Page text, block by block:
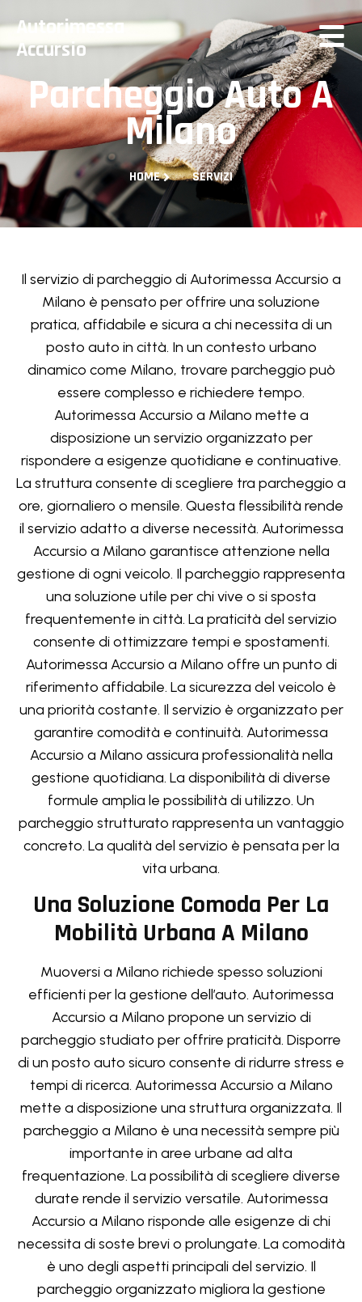
Autorimessa
Accursio
Parcheggio Auto A
Milano
HOME SERVIZI
Il servizio di parcheggio di Autorimessa Accursio a
Milano è pensato per offrire una soluzione
pratica, affidabile e sicura a chi necessita di un
posto auto in città. In un contesto urbano
dinamico come Milano, trovare parcheggio può
essere complesso e richiedere tempo.
Autorimessa Accursio a Milano mette a
disposizione un servizio organizzato per
rispondere a esigenze quotidiane e continuative.
La struttura consente di scegliere tra parcheggio a
ore, giornaliero o mensile. Questa flessibilità rende
il servizio adatto a diverse necessità. Autorimessa
Accursio a Milano garantisce attenzione nella
gestione di ogni veicolo. Il parcheggio rappresenta
una soluzione utile per chi vive o si sposta
frequentemente in città. La praticità del servizio
consente di ottimizzare tempi e spostamenti.
Autorimessa Accursio a Milano offre un punto di
riferimento affidabile. La sicurezza del veicolo è
una priorità costante. Il servizio è organizzato per
garantire comodità e continuità. Autorimessa
Accursio a Milano assicura professionalità nella
gestione quotidiana. La disponibilità di diverse
formule amplia le possibilità di utilizzo. Un
parcheggio strutturato rappresenta un vantaggio
concreto. La qualità del servizio è pensata per la
vita urbana.
Una Soluzione Comoda Per La
Mobilità Urbana A Milano
Muoversi a Milano richiede spesso soluzioni
efficienti per la gestione dell’auto. Autorimessa
Accursio a Milano propone un servizio di
parcheggio studiato per offrire praticità. Disporre
di un posto auto sicuro consente di ridurre stress e
tempi di ricerca. Autorimessa Accursio a Milano
mette a disposizione una struttura organizzata. Il
parcheggio a Milano è una necessità sempre più
importante in aree urbane ad alta
frequentazione. La possibilità di scegliere diverse
durate rende il servizio versatile. Autorimessa
Accursio a Milano risponde alle esigenze di chi
necessita di soste brevi o prolungate. La comodità
è uno degli aspetti principali del servizio. Il
parcheggio organizzato migliora la gestione